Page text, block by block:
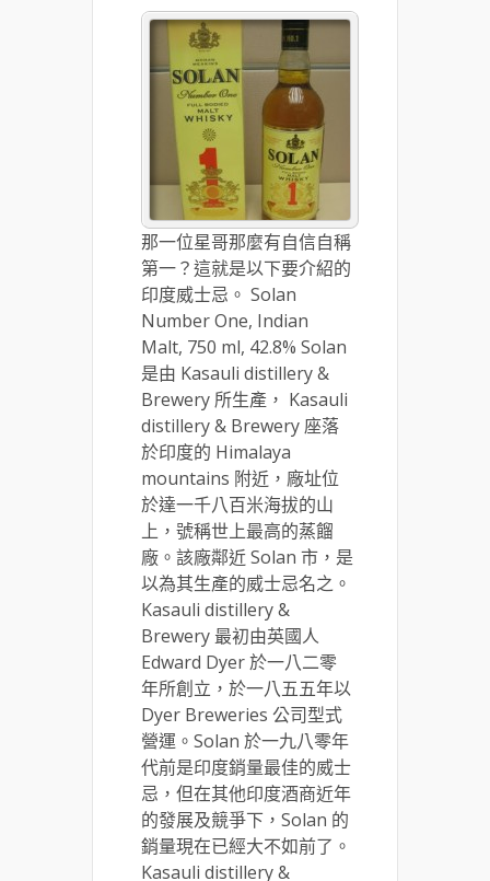
那一位星哥那麼有自信自稱
第一？這就是以下要介紹的
印度威士忌。 Solan
Number One, Indian
Malt, 750 ml, 42.8% Solan
是由 Kasauli distillery &
Brewery 所生產， Kasauli
distillery & Brewery 座落
於印度的 Himalaya
mountains 附近，廠址位
於達一千八百米海拔的山
上，號稱世上最高的蒸餾
廠。該廠鄰近 Solan 市，是
以為其生產的威士忌名之。
Kasauli distillery &
Brewery 最初由英國人
Edward Dyer 於一八二零
年所創立，於一八五五年以
Dyer Breweries 公司型式
營運。Solan 於一九八零年
代前是印度銷量最佳的威士
忌，但在其他印度酒商近年
的發展及競爭下，Solan 的
銷量現在已經大不如前了。
Kasauli distillery &